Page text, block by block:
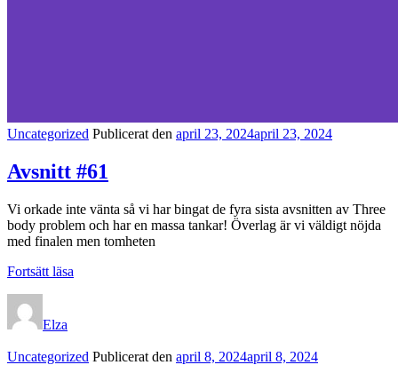
Kategorilänkar
Uncategorized Publicerat den april 23, 2024april 23, 2024
Avsnitt #61
Vi orkade inte vänta så vi har bingat de fyra sista avsnitten av Three
body problem och har en massa tankar! Överlag är vi väldigt nöjda
med finalen men tomheten
Fortsätt läsa
Elza
Kategorilänkar
Uncategorized Publicerat den april 8, 2024april 8, 2024